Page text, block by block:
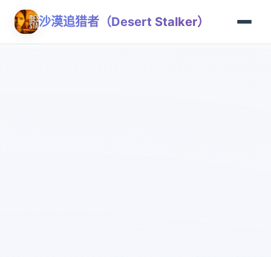
沙漠追猎者（Desert Stalker）